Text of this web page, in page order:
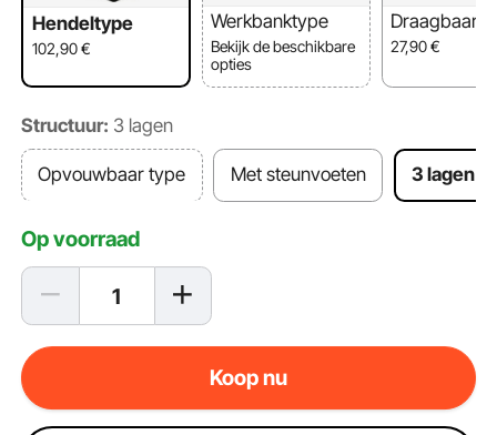
Hendeltype
102,90€
Werkbanktype
Bekijk de beschikbare
opties
Draagbaar
27,90€
Structuur: 3 lagen
Opvouwbaar type Met steunvoeten 3 lagen
Op voorraad
Koop nu